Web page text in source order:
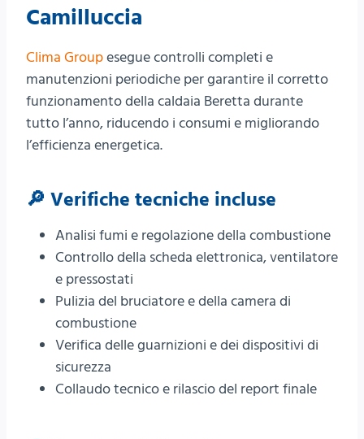
Camilluccia
Clima Groupesegue controlli completi e
manutenzioni periodiche per garantire il corretto
funzionamento della caldaia Beretta durante
tutto l’anno, riducendo i consumi e migliorando
l’efficienza energetica.
🔎 Verifiche tecniche incluse
Analisi fumi e regolazione della combustione
Controllo della scheda elettronica, ventilatore
e pressostati
Pulizia del bruciatore e della camera di
combustione
Verifica delle guarnizioni e dei dispositivi di
sicurezza
Collaudo tecnico e rilascio del report finale